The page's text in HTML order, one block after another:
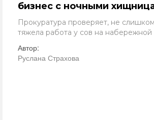
бизнес с ночными
Прокуратура проверяет, не
тяжела работа у сов на набережной
Автор:
Руслана Страхова